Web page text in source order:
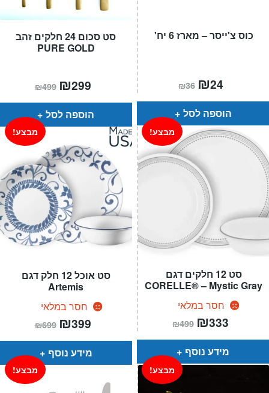
סט סכום 24 חלקים זהב
PURE GOLD
₪499 המחיר
המקורי
היה:
₪499.
₪299
הוא:
הוספה לסל
כוס צ'ייסר – מארז 6 יח'
₪36 המחיר
המקורי
היה:
₪36.
₪24
הוא:
הוספה לסל
סט אוכל 12 חלק דגם
Artemis
חסר במלאי
מבצע!
₪699 המחיר
המקורי
היה:
₪699.
₪399
הוא:
מידע נוסף
סט 12 חלקים דגם
CORELLE® – Mystic Gray
חסר במלאי
מבצע!
₪499 המחיר
המקורי
היה:
₪499.
₪333
הוא:
מידע נוסף
מבצע! מבצע!